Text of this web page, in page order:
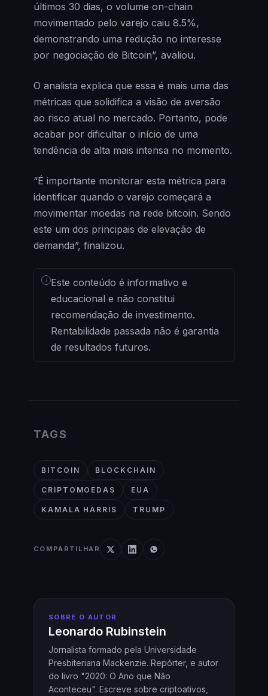
últimos 30 dias, o volume on-chain
movimentado pelo varejo caiu 8.5%,
demonstrando uma redução no interesse
por negociação de Bitcoin”, avaliou.
O analista explica que essa é mais uma das
métricas que solidifica a visão de aversão
ao risco atual no mercado. Portanto, pode
acabar por dificultar o início de uma
tendência de alta mais intensa no momento.
“É importante monitorar esta métrica para
identificar quando o varejo começará a
movimentar moedas na rede bitcoin. Sendo
este um dos principais de elevação de
demanda”, finalizou.
i Este conteúdo é informativo e
educacional e não constitui
recomendação de investimento.
Rentabilidade passada não é garantia
de resultados futuros.
TAGS
BITCOIN BLOCKCHAIN
CRIPTOMOEDAS EUA
KAMALA HARRIS TRUMP
COMPARTILHAR
SOBRE O AUTOR
Leonardo Rubinstein
Jornalista formado pela Universidade
Presbiteriana Mackenzie. Repórter, e autor
do livro "2020: O Ano que Não
Aconteceu". Escreve sobre criptoativos,